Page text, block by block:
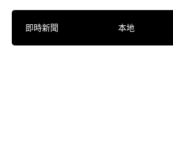
即時新聞 本地